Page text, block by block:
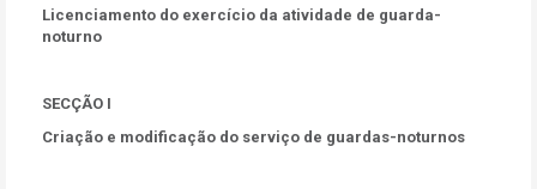
Licenciamento do exercício da atividade de guarda-
noturno
SECÇÃO I
Criação e modificação do serviço de guardas-noturnos